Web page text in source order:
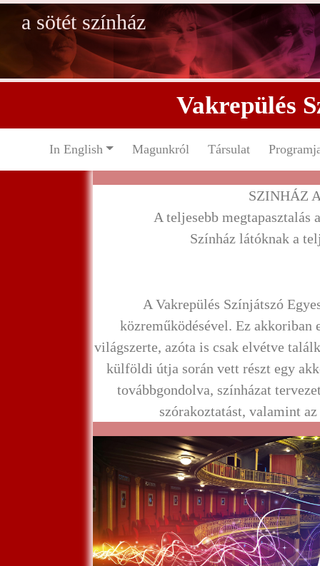
a sötét színház
Vakrepülés
In English Magunkról Társulat
SZINHÁZ
A teljesebb
Színház látóknak a
A Vakrepülés Színjátszó
közreműködésével. Ez akkoriban
világszerte, azóta is csak elvétve
külföldi útja során vett részt egy
továbbgondolva, színházat
szórakoztatást, valamint